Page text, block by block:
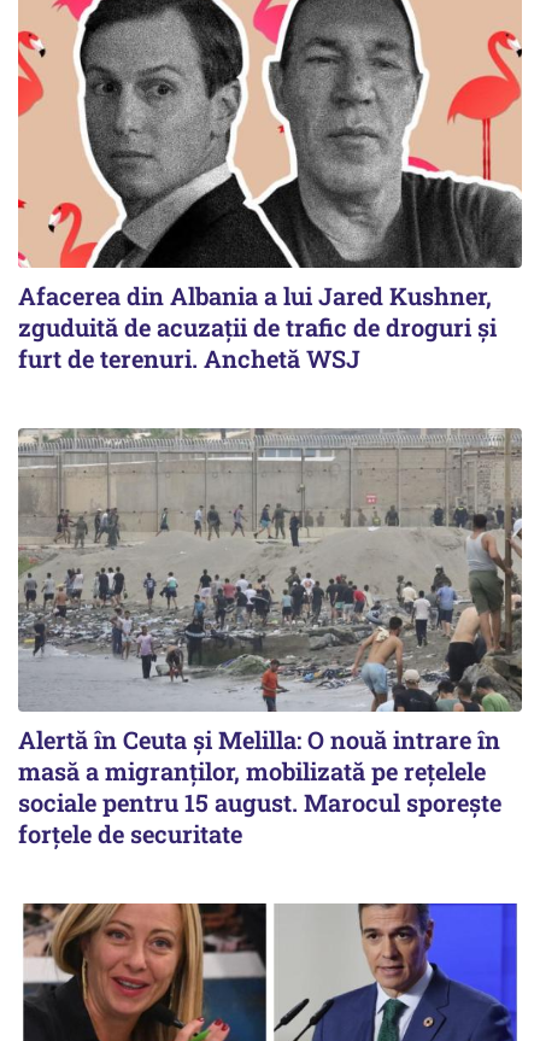
Afacerea din Albania a lui Jared Kushner,
zguduită de acuzații de trafic de droguri și
furt de terenuri. Anchetă WSJ
Alertă în Ceuta și Melilla: O nouă intrare în
masă a migranților, mobilizată pe rețelele
sociale pentru 15 august. Marocul sporește
forțele de securitate